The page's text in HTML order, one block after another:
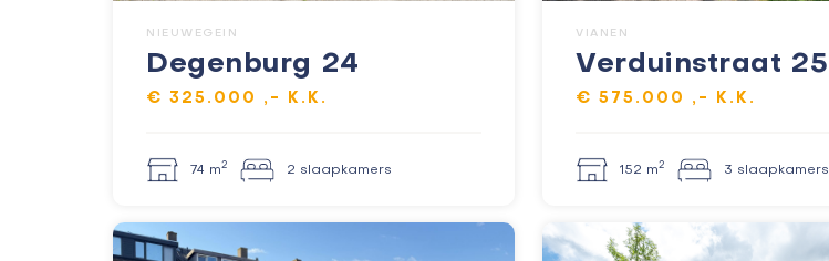
NIEUWEGEIN
Degenburg 24
€ 325.000 ,- K.K.
74 m2 2 slaapkamers
VIANEN
Verduinstraat 25
€ 575.000 ,- K.K.
152 m2 3 slaapkamers